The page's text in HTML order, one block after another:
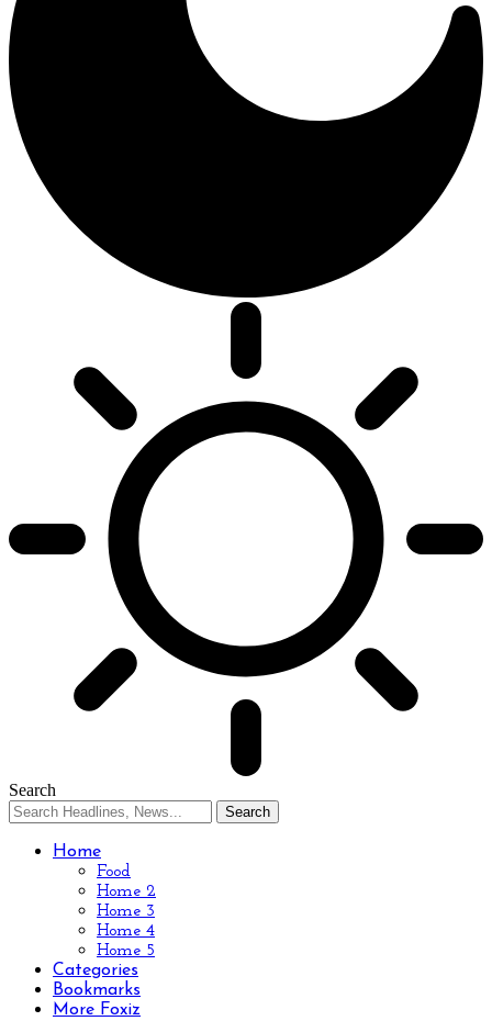
Search
Home
Food
Home 2
Home 3
Home 4
Home 5
Categories
Bookmarks
More Foxiz